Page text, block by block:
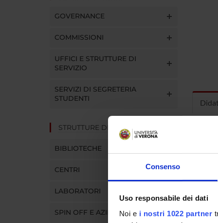
Consenso
Uso responsabile dei dati
Noi e i nostri 1022 partner
GOVERNANCE
COMMISSIONI
UFFICI E STRUTTURE DI
SERVIZIO
SERVIZI DI SEGRETERIA
STUDENTI
STRUTTURE DEL DIPARTIMENTO
BIBLIOTECHE
CENTRI
LABORATORI
SPIN OFF E AZIENDE